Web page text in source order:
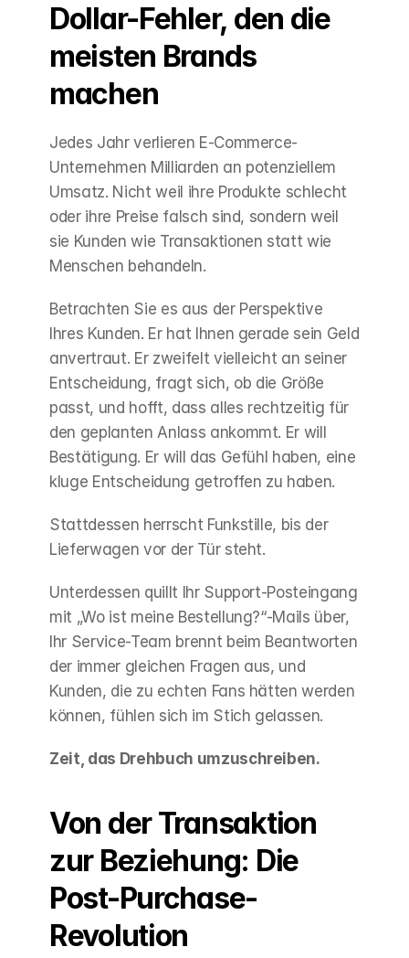
Dollar-Fehler, den die
meisten Brands
machen
Jedes Jahr verlieren E-Commerce-
Unternehmen Milliarden an potenziellem
Umsatz. Nicht weil ihre Produkte schlecht
oder ihre Preise falsch sind, sondern weil
sie Kunden wie Transaktionen statt wie
Menschen behandeln.
Betrachten Sie es aus der Perspektive
Ihres Kunden. Er hat Ihnen gerade sein Geld
anvertraut. Er zweifelt vielleicht an seiner
Entscheidung, fragt sich, ob die Größe
passt, und hofft, dass alles rechtzeitig für
den geplanten Anlass ankommt. Er will
Bestätigung. Er will das Gefühl haben, eine
kluge Entscheidung getroffen zu haben.
Stattdessen herrscht Funkstille, bis der
Lieferwagen vor der Tür steht.
Unterdessen quillt Ihr Support-Posteingang
mit „Wo ist meine Bestellung?“-Mails über,
Ihr Service-Team brennt beim Beantworten
der immer gleichen Fragen aus, und
Kunden, die zu echten Fans hätten werden
können, fühlen sich im Stich gelassen.
Zeit, das Drehbuch umzuschreiben.
Von der Transaktion
zur Beziehung: Die
Post-Purchase-
Revolution